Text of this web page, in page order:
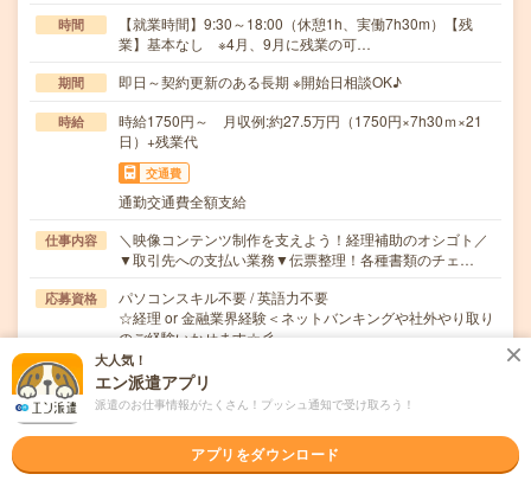
時間
【就業時間】9:30～18:00（休憩1h、実働7h30m）【残
業】基本なし ※4月、9月に残業の可…
期間 即日～契約更新のある長期 ※開始日相談OK♪
時給
時給1750円～ 月収例:約27.5万円（1750円×7h30ｍ×21
日）+残業代
交通費
通勤交通費全額支給
仕事内容
＼映像コンテンツ制作を支えよう！経理補助のオシゴト／
▼取引先への支払い業務▼伝票整理！各種書類のチェ…
応募資格
パソコンスキル不要 / 英語力不要
☆経理 or 金融業界経験＜ネットバンキングや社外やり取り
のご経験いかせます☆彡
職場の雰囲気
年齢層
30代 40代
大人気！
エン派遣アプリ
派遣のお仕事情報がたくさん！プッシュ通知で受け取ろう！
アプリをダウンロード